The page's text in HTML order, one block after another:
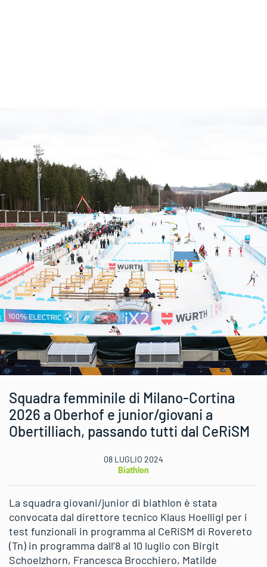
Squadra femminile di Milano-Cortina
2026 a Oberhof e junior/giovani a
Obertilliach, passando tutti dal CeRiSM
08 LUGLIO 2024
Biathlon
La squadra giovani/junior di biathlon è stata
convocata dal direttore tecnico Klaus Hoelligl per i
test funzionali in programma al CeRiSM di Rovereto
(Tn) in programma dall’8 al 10 luglio con Birgit
Schoelzhorn, Francesca Brocchiero, Matilde